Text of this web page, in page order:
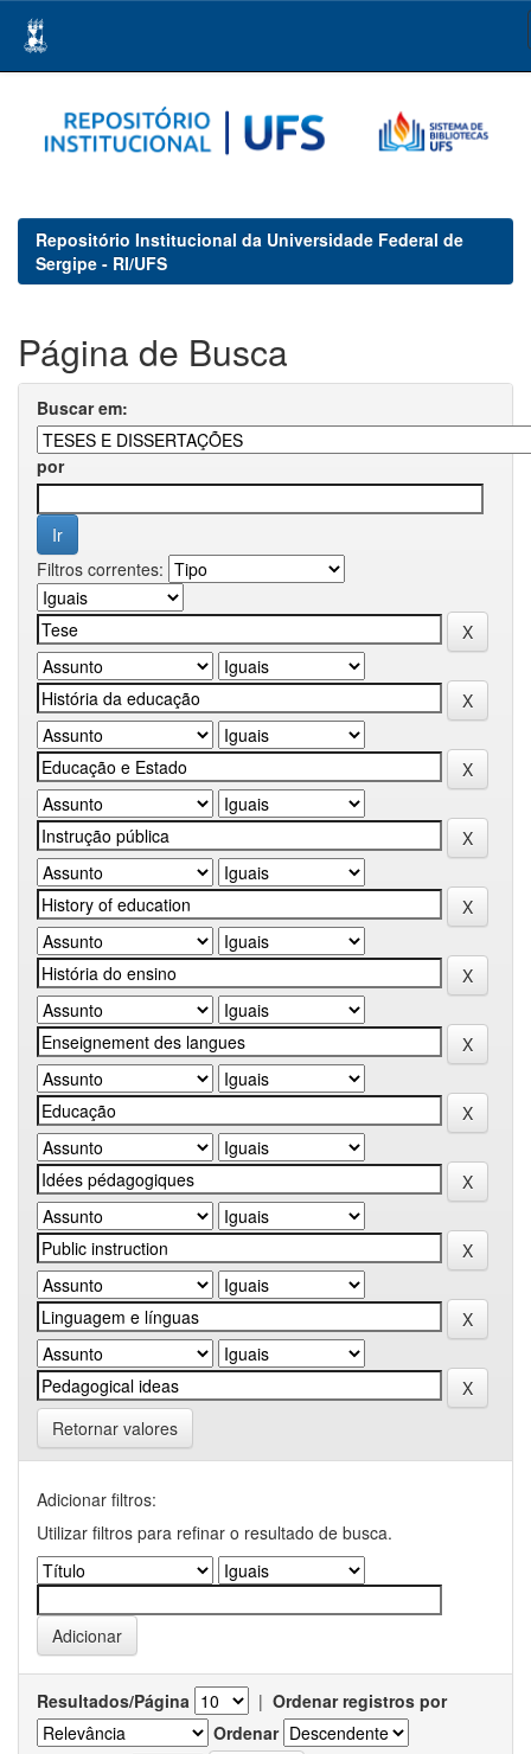
navigation
Repositório Institucional da Universidade Federal de
Sergipe - RI/UFS
Página de Busca
Buscar em:
por
Filtros correntes:
Retornar valores
Adicionar filtros:
Utilizar filtros para refinar o resultado de busca.
Resultados/Página | Ordenar registros por
Ordenar